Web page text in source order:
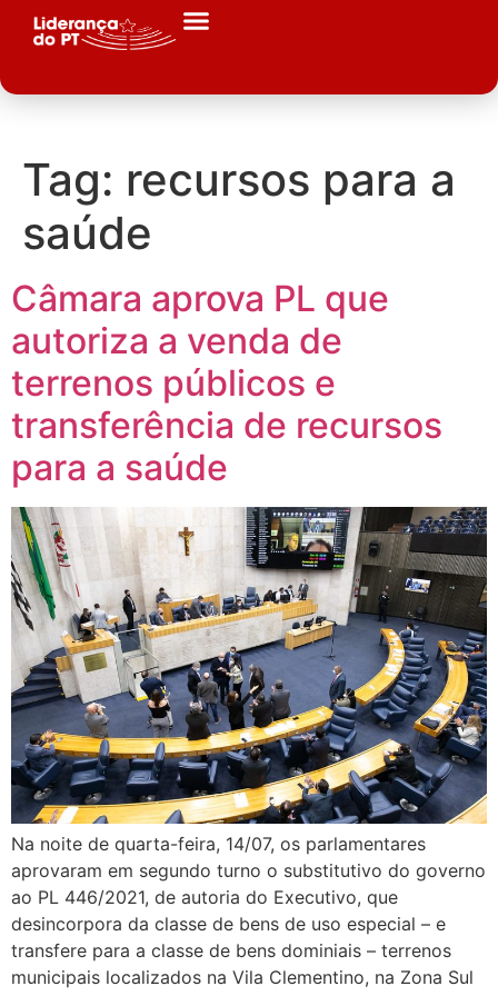
Tag: recursos para a
saúde
Câmara aprova PL que
autoriza a venda de
terrenos públicos e
transferência de recursos
para a saúde
Na noite de quarta-feira, 14/07, os parlamentares
aprovaram em segundo turno o substitutivo do governo
ao PL 446/2021, de autoria do Executivo, que
desincorpora da classe de bens de uso especial – e
transfere para a classe de bens dominiais – terrenos
municipais localizados na Vila Clementino, na Zona Sul